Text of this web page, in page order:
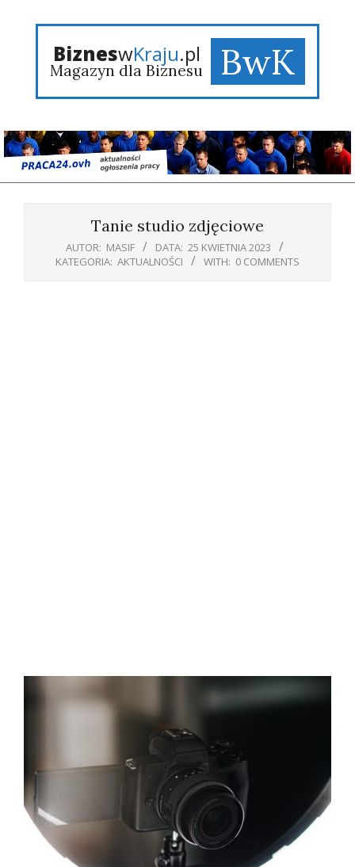
BizneswKraju.pl
Magazyn dla Biznesu BwK
Tanie studio zdjęciowe
AUTOR: MASIF DATA: 25 KWIETNIA 2023
KATEGORIA: AKTUALNOŚCI WITH: 0 COMMENTS